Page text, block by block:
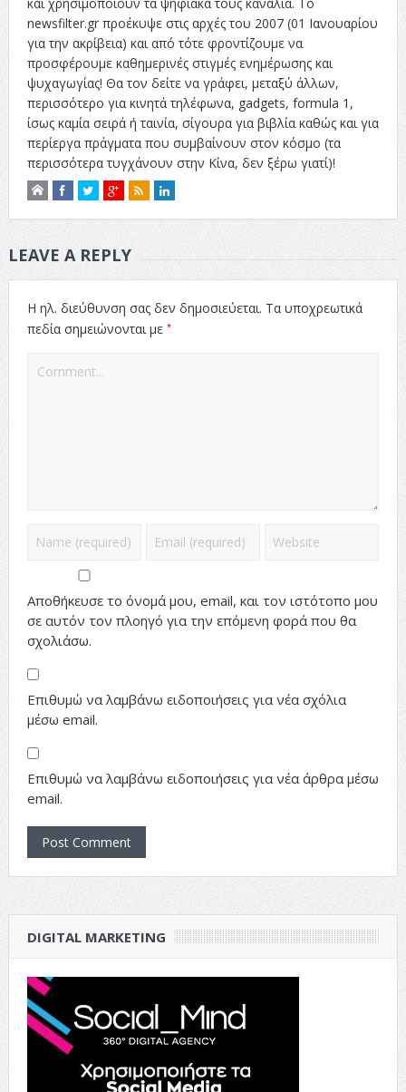
newsfilter.gr προέκυψε στις αρχές του 2007 (01 Ιανουαρίου
για την ακρίβεια) και από τότε φροντίζουμε να
προσφέρουμε καθημερινές στιγμές ενημέρωσης και
ψυχαγωγίας! Θα τον δείτε να γράφει, μεταξύ άλλων,
περισσότερο για κινητά τηλέφωνα, gadgets, formula 1,
ίσως καμία σειρά ή ταινία, σίγουρα για βιβλία καθώς και για
περίεργα πράγματα που συμβαίνουν στον κόσμο (τα
περισσότερα τυγχάνουν στην Κίνα, δεν ξέρω γιατί)!
LEAVE A REPLY
Η ηλ. διεύθυνση σας δεν δημοσιεύεται. Τα υποχρεωτικά
πεδία σημειώνονται με *
Αποθήκευσε το όνομά μου, email, και τον ιστότοπο μου
σε αυτόν τον πλοηγό για την επόμενη φορά που θα
σχολιάσω.
Επιθυμώ να λαμβάνω ειδοποιήσεις για νέα σχόλια
μέσω email.
Επιθυμώ να λαμβάνω ειδοποιήσεις για νέα άρθρα μέσω
email.
DIGITAL MARKETING